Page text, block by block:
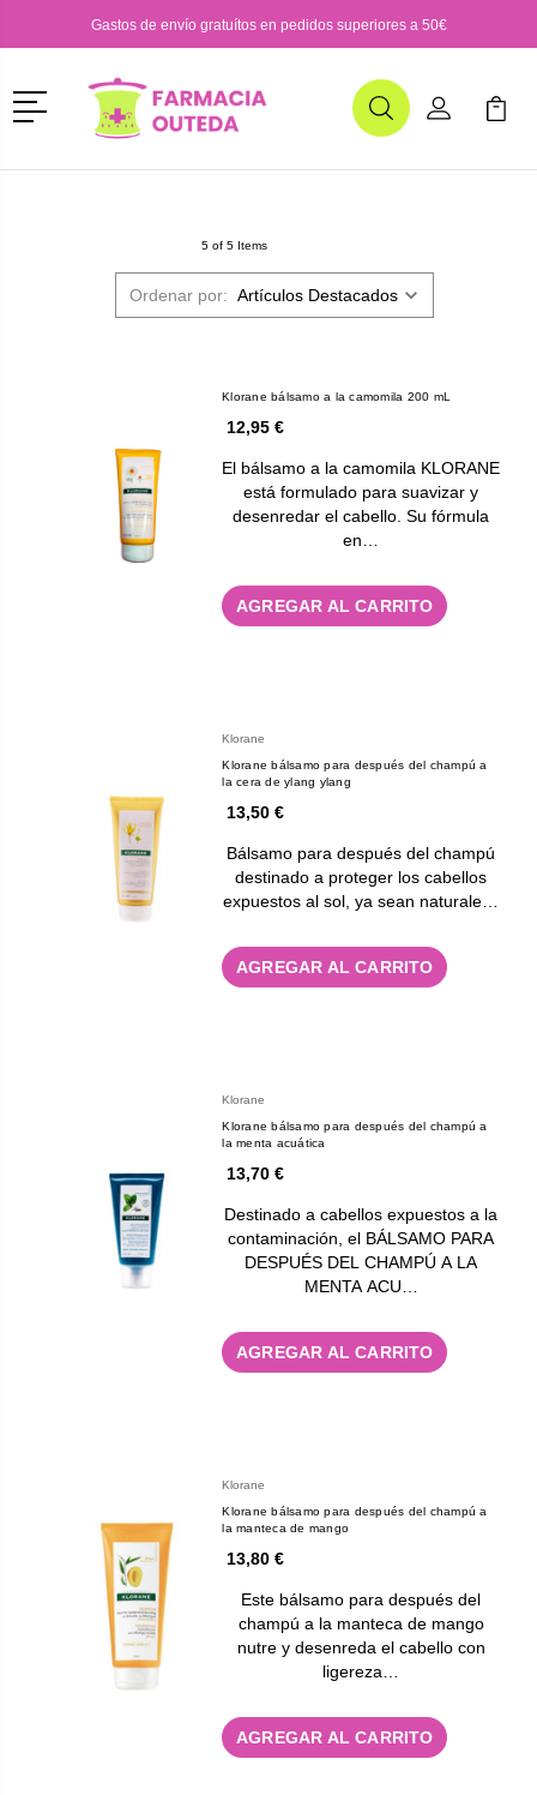
Gastos de envío gratuítos en pedidos superiores a 50€
Menú
BuscarMi Cuenta
Mi
5 of 5 Items
Ordenar por:
Klorane bálsamo a la camomila 200 mL
12,95 €
El bálsamo a la camomila KLORANE
está formulado para suavizar y
desenredar el cabello. Su fórmula
en…
AGREGAR AL CARRITO
Klorane
Klorane bálsamo para después del champú a
la cera de ylang ylang
13,50 €
Bálsamo para después del champú
destinado a proteger los cabellos
expuestos al sol, ya sean naturale…
AGREGAR AL CARRITO
Klorane
Klorane bálsamo para después del champú a
la menta acuática
13,70 €
Destinado a cabellos expuestos a la
contaminación, el BÁLSAMO PARA
DESPUÉS DEL CHAMPÚ A LA
MENTA ACU…
AGREGAR AL CARRITO
Klorane
Klorane bálsamo para después del champú a
la manteca de mango
13,80 €
Este bálsamo para después del
champú a la manteca de mango
nutre y desenreda el cabello con
ligereza…
AGREGAR AL CARRITO